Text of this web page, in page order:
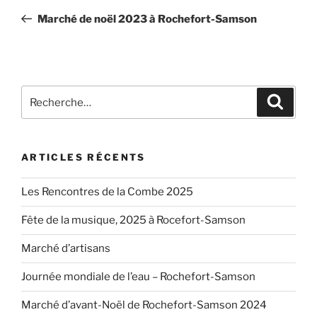
l’article
précédent
Marché de noël 2023 à Rochefort-Samson
pour
ARTICLES RÉCENTS
Les Rencontres de la Combe 2025
Fête de la musique, 2025 à Rocefort-Samson
Marché d’artisans
Journée mondiale de l’eau – Rochefort-Samson
Marché d’avant-Noël de Rochefort-Samson 2024